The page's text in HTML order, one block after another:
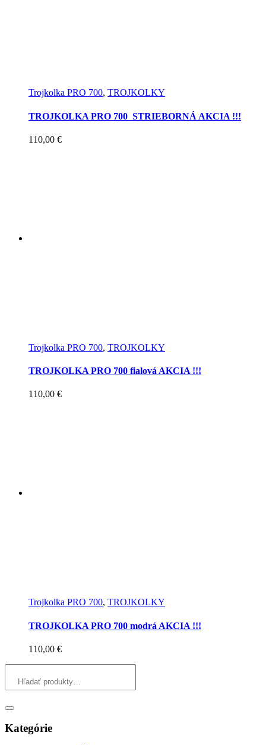
Trojkolka PRO 700, TROJKOLKY
TROJKOLKA PRO 700 STRIEBORNÁ AKCIA !!!
110,00 €
Trojkolka PRO 700, TROJKOLKY
TROJKOLKA PRO 700 fialová AKCIA !!!
110,00 €
Trojkolka PRO 700, TROJKOLKY
TROJKOLKA PRO 700 modrá AKCIA !!!
110,00 €
Kategórie